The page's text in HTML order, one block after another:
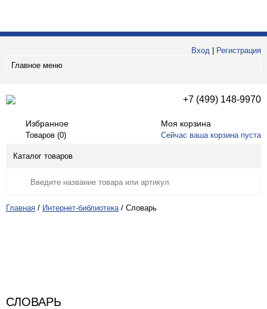
Вход
Регистрация
Главное меню
+7 (499) 148-9970
Избранное
Товаров (0)
Моя корзина
Сейчас ваша корзина пуста
Каталог товаров
Главная / Интернет-библиотека / Словарь
СЛОВАРЬ